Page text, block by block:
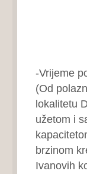
-Vrijeme
(Od
lokalitetu
užetom i
brzinom
Ivanovih